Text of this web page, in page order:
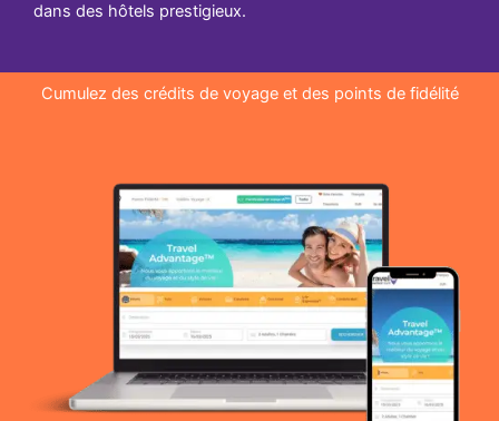
dans des hôtels prestigieux.
Cumulez des crédits de voyage et des points de fidélité